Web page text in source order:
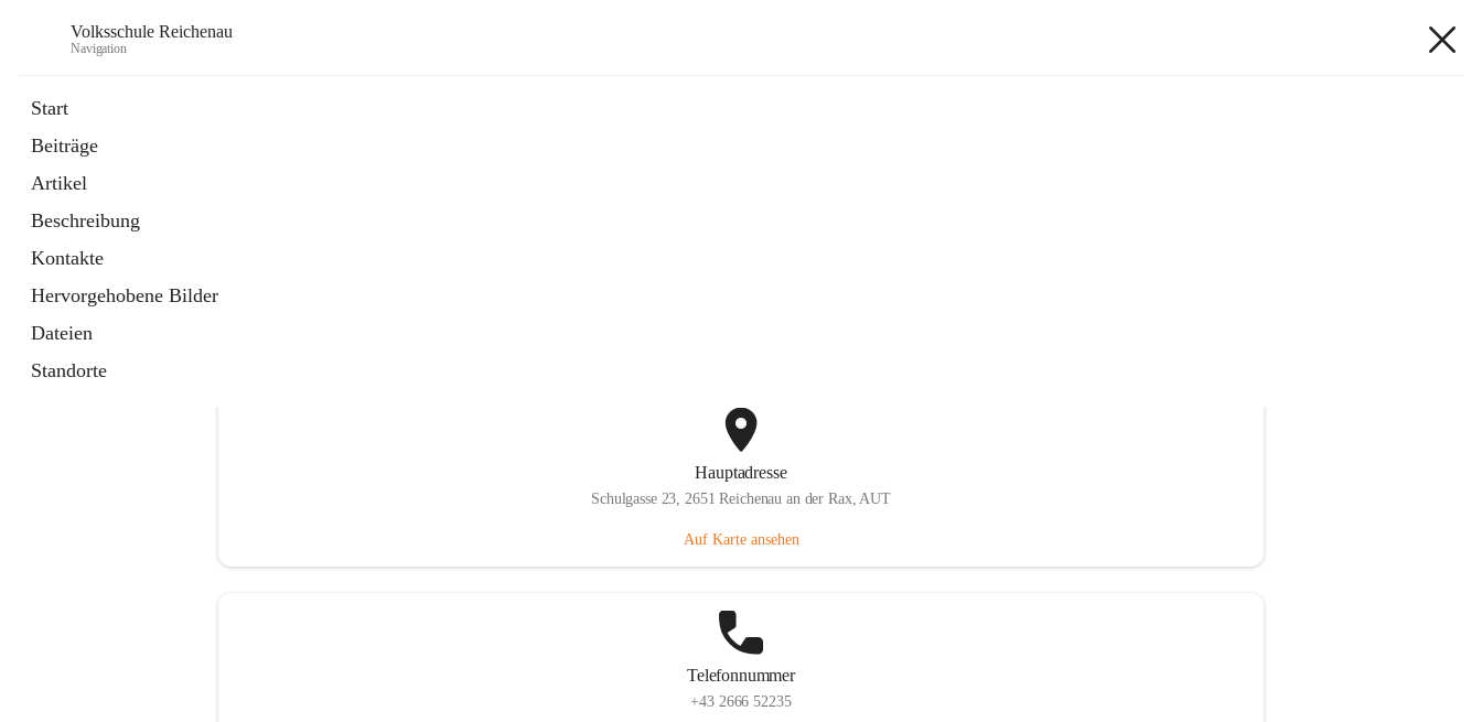
Volksschule Reichenau
Navigation
Start
Beiträge
Artikel
Beschreibung
Kontakte
Hervorgehobene Bilder
Dateien
Standorte
Hauptadresse
Schulgasse 23, 2651 Reichenau an der Rax, AUT
Auf Karte ansehen
Telefonnummer
+43 2666 52235